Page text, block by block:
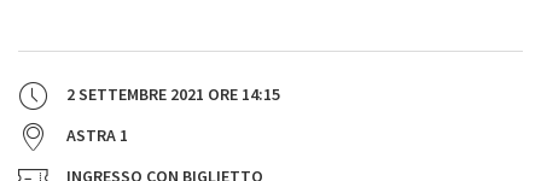
2 SETTEMBRE 2021 ORE 14:15
ASTRA 1
INGRESSO CON BIGLIETTO